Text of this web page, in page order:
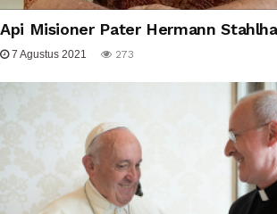
Api Misioner Pater Hermann
7 Agustus 2021 273